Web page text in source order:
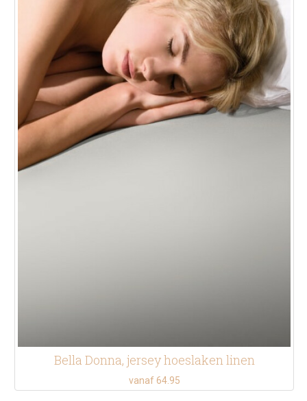
Bella Donna, jersey hoeslaken linen
vanaf 64.95